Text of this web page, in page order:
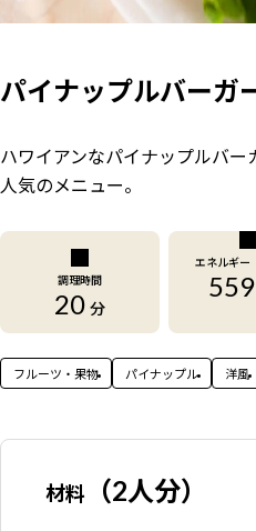
パイナップルバーガ
ハワイアンなパイナップルバ
人気のメニュー。
調理時間
20 分
エネルギー
559
フルーツ・果物 パイナップル 洋風
材料 （2人分）